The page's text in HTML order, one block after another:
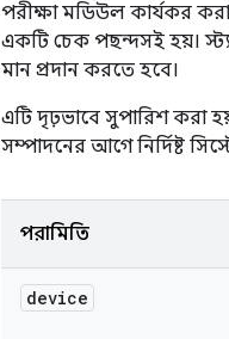
পরীক্ষা মডিউল কার্যকর
একটি চেক পছন্দসই হয়।
মান প্রদান করতে হবে।
এটি দৃঢ়ভাবে সুপারিশ করা
সম্পাদনের আগে নির্দিষ্ট
পরামিতি
device